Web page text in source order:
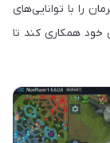
را با توانایی‌های
خود همکاری کند تا